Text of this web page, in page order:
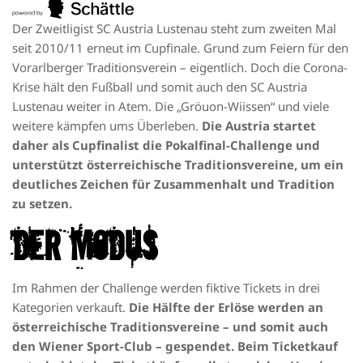
Der Zweitligist SC Austria Lustenau steht zum zweiten Mal
seit 2010/11 erneut im Cupfinale. Grund zum Feiern für den
Vorarlberger Traditionsverein – eigentlich. Doch die Corona-
Krise hält den Fußball und somit auch den SC Austria
Lustenau weiter in Atem. Die „Gröuon-Wiissen“ und viele
weitere kämpfen ums Überleben. Die Austria startet
daher als Cupfinalist die Pokalfinal-Challenge und
unterstützt österreichische Traditionsvereine, um ein
deutliches Zeichen für Zusammenhalt und Tradition
zu setzen.
Der Modus
Im Rahmen der Challenge werden fiktive Tickets in drei
Kategorien verkauft. Die Hälfte der Erlöse werden an
österreichische Traditionsvereine – und somit auch
den Wiener Sport-Club – gespendet. Beim Ticketkauf